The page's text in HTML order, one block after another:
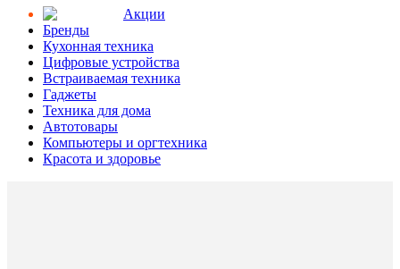
Aкции
Бренды
Кухонная техника
Цифровые устройства
Встраиваемая техника
Гаджеты
Техника для дома
Автотовары
Компьютеры и оргтехника
Красота и здоровье